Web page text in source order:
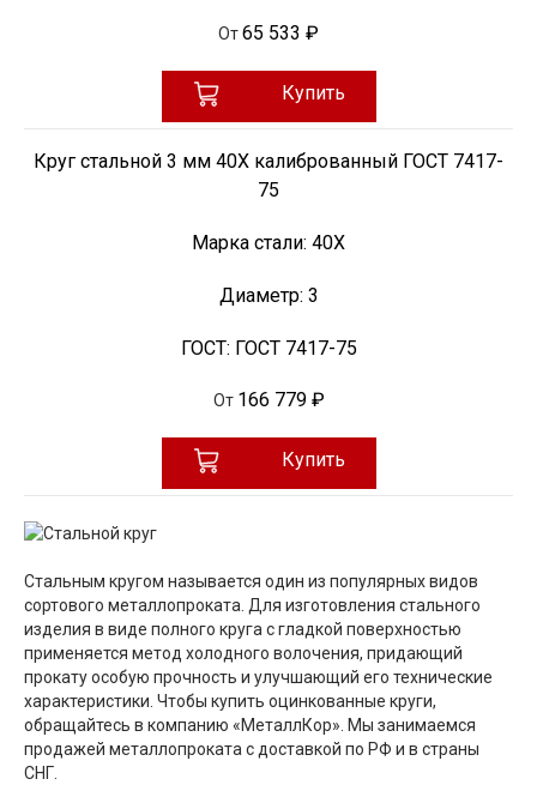
От65 533 ₽
Купить
Круг стальной 3 мм 40Х калиброванный ГОСТ 7417-
75
Марка стали: 40Х
Диаметр: 3
ГОСТ: ГОСТ 7417-75
От 166 779 ₽
Купить
Стальным кругом называется один из популярных видов
сортового металлопроката. Для изготовления стального
изделия в виде полного круга с гладкой поверхностью
применяется метод холодного волочения, придающий
прокату особую прочность и улучшающий его технические
характеристики. Чтобы купить оцинкованные круги,
обращайтесь в компанию «МеталлКор». Мы занимаемся
продажей металлопроката с доставкой по РФ и в страны
СНГ.